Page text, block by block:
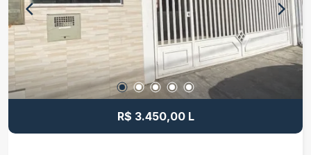
Condomínio Reserva de Villa Branca conta com
infraestrutura de lazer e segurança, além de estar
localizado em um dos bairros que mais crescem
em Jacareí. Possui fácil acesso à Rodovia
Presidente Dutra e está próximo a
supermercados, escolas, academias, farmácias,
restaurantes e diversos comércios. Agende sua
visita e venha conhecer este excelente
R$ 3.450,00 L